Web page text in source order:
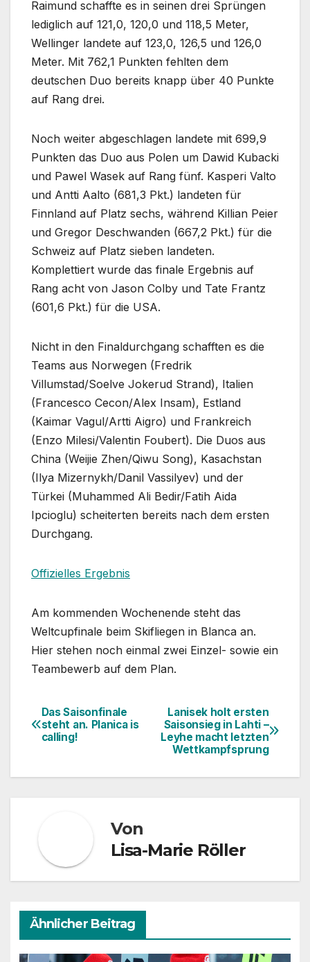
Raimund schaffte es in seinen drei Sprüngen
lediglich auf 121,0, 120,0 und 118,5 Meter,
Wellinger landete auf 123,0, 126,5 und 126,0
Meter. Mit 762,1 Punkten fehlten dem
deutschen Duo bereits knapp über 40 Punkte
auf Rang drei.
Noch weiter abgeschlagen landete mit 699,9
Punkten das Duo aus Polen um Dawid Kubacki
und Pawel Wasek auf Rang fünf. Kasperi Valto
und Antti Aalto (681,3 Pkt.) landeten für
Finnland auf Platz sechs, während Killian Peier
und Gregor Deschwanden (667,2 Pkt.) für die
Schweiz auf Platz sieben landeten.
Komplettiert wurde das finale Ergebnis auf
Rang acht von Jason Colby und Tate Frantz
(601,6 Pkt.) für die USA.
Nicht in den Finaldurchgang schafften es die
Teams aus Norwegen (Fredrik
Villumstad/Soelve Jokerud Strand), Italien
(Francesco Cecon/Alex Insam), Estland
(Kaimar Vagul/Artti Aigro) und Frankreich
(Enzo Milesi/Valentin Foubert). Die Duos aus
China (Weijie Zhen/Qiwu Song), Kasachstan
(Ilya Mizernykh/Danil Vassilyev) und der
Türkei (Muhammed Ali Bedir/Fatih Aida
Ipcioglu) scheiterten bereits nach dem ersten
Durchgang.
Offizielles Ergebnis
Am kommenden Wochenende steht das
Weltcupfinale beim Skifliegen in Blanca an.
Hier stehen noch einmal zwei Einzel- sowie ein
Teambewerb auf dem Plan.
Beitragsnavigation
Lanisek holt ersten
Saisonsieg in Lahti –
Leyhe macht letzten
Wettkampfsprung
Das Saisonfinale
steht an. Planica is
calling!
Von
Lisa-Marie Röller
Ähnlicher Beitrag